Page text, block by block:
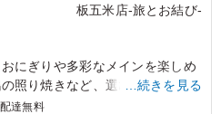
板五米店-旅とお結び-
にぎりや多彩なメインを楽しめ
照り焼きなど、選び抜かれた料
や肉団子も添えられ、ランチや
…続きを見る
達無料